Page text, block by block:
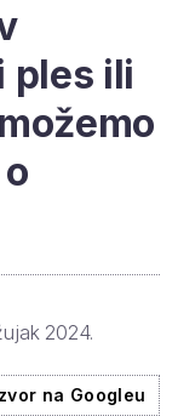
ples ili
2024.
na Googleu